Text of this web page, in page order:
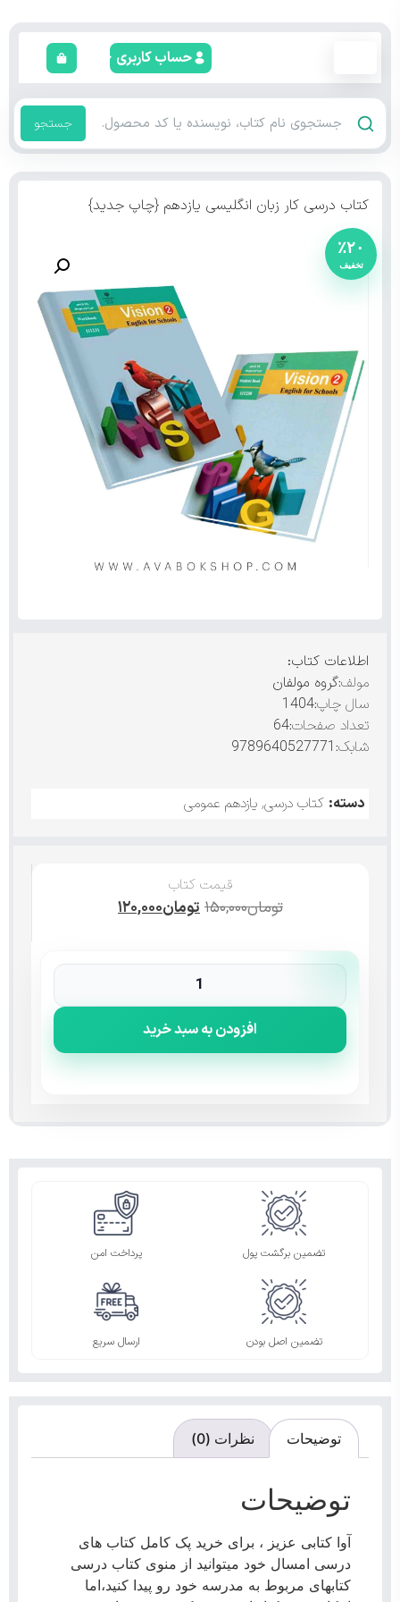
حساب کاربری
جستجو
کتاب درسی کار زبان انگلیسی یازدهم {چاپ جدید}
٪۲۰
اطلاعات کتاب:
مولف:گروه مولفان
سال چاپ:1404
تعداد صفحات:64
شابک:9789640527771
دسته: کتاب درسی, یازدهم عمومی
قیمت کتاب
تومان۱۵۰,۰۰۰تومان۱۲۰,۰۰۰
افزودن به سبد خرید
تضمین برگشت پول پرداخت امن
تضمین اصل بودن ارسال سریع
توضیحات نظرات (0)
توضیحات
آوا کتابی عزیز ، برای خرید پک کامل کتاب های
درسی امسال خود میتوانید از منوی کتاب درسی
کتابهای مربوط به مدرسه خود رو پیدا کنید،اما